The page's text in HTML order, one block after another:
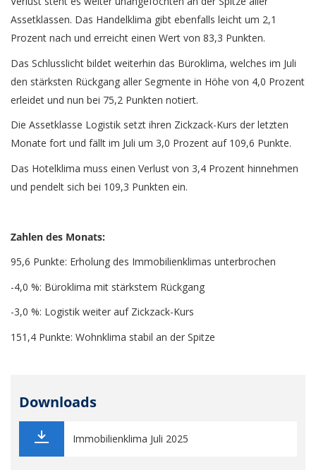
Assetklassen. Das Handelklima gibt ebenfalls leicht um 2,1
Prozent nach und erreicht einen Wert von 83,3 Punkten.
Das Schlusslicht bildet weiterhin das Büroklima, welches im Juli
den stärksten Rückgang aller Segmente in Höhe von 4,0 Prozent
erleidet und nun bei 75,2 Punkten notiert.
Die Assetklasse Logistik setzt ihren Zickzack-Kurs der letzten
Monate fort und fällt im Juli um 3,0 Prozent auf 109,6 Punkte.
Das Hotelklima muss einen Verlust von 3,4 Prozent hinnehmen
und pendelt sich bei 109,3 Punkten ein.
Zahlen des Monats:
95,6 Punkte: Erholung des Immobilienklimas unterbrochen
-4,0 %: Büroklima mit stärkstem Rückgang
-3,0 %: Logistik weiter auf Zickzack-Kurs
151,4 Punkte: Wohnklima stabil an der Spitze
Downloads
Immobilienklima Juli 2025